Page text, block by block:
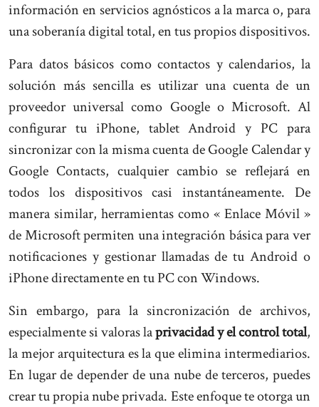
información en servicios agnósticos a la marca o, para
una soberanía digital total, en tus propios dispositivos.
Para datos básicos como contactos y calendarios, la
solución más sencilla es utilizar una cuenta de un
proveedor universal como Google o Microsoft. Al
configurar tu iPhone, tablet Android y PC para
sincronizar con la misma cuenta de Google Calendar y
Google Contacts, cualquier cambio se reflejará en
todos los dispositivos casi instantáneamente. De
manera similar, herramientas como « Enlace Móvil »
de Microsoft permiten una integración básica para ver
notificaciones y gestionar llamadas de tu Android o
iPhone directamente en tu PC con Windows.
Sin embargo, para la sincronización de archivos,
especialmente si valoras laprivacidad y el control total,
la mejor arquitectura es la que elimina intermediarios.
En lugar de depender de una nube de terceros, puedes
crear tu propia nube privada. Este enfoque te otorga un